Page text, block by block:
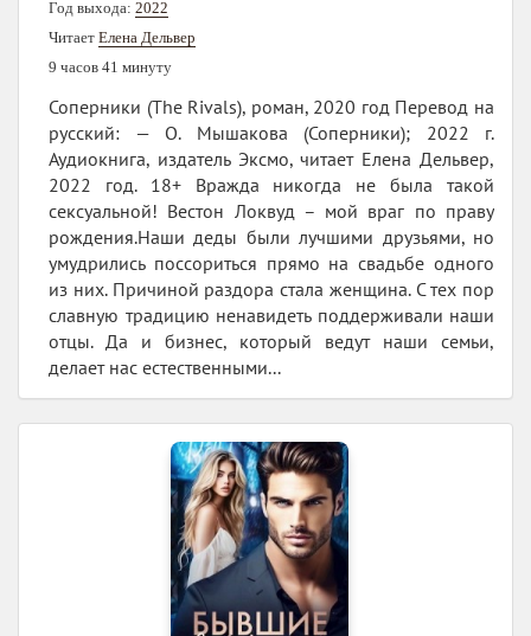
Год выхода: 2022
Читает Елена Дельвер
9 часов 41 минуту
Соперники (The Rivals), роман, 2020 год Перевод на
русский: — О. Мышакова (Соперники); 2022 г.
Аудиокнига, издатель Эксмо, читает Елена Дельвер,
2022 год. 18+ Вражда никогда не была такой
сексуальной! Вестон Локвуд – мой враг по праву
рождения.Наши деды были лучшими друзьями, но
умудрились поссориться прямо на свадьбе одного
из них. Причиной раздора стала женщина. С тех пор
славную традицию ненавидеть поддерживали наши
отцы. Да и бизнес, который ведут наши семьи,
делает нас естественными...